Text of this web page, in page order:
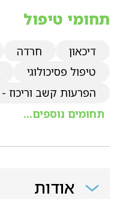
תחומי טיפול
דיכאון חרדה
טיפול פסיכולוגי
הפרעות קשב וריכוז - ADHD
תחומים נוספים...
אודות